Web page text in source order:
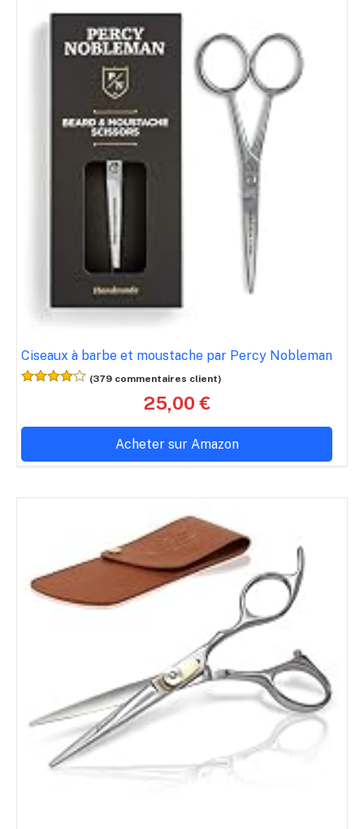
Ciseaux à barbe et moustache par Percy Nobleman
(379 commentaires client)
25,00 €
Acheter sur Amazon